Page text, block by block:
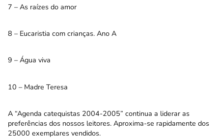
7 – As raízes do amor
8 – Eucaristia com crianças. Ano A
9 – Água viva
10 – Madre Teresa
A “Agenda catequistas 2004-2005” continua a liderar as
preferências dos nossos leitores. Aproxima-se rapidamente dos
25000 exemplares vendidos.